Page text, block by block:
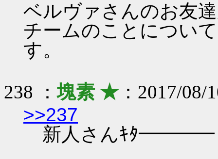
ベルヴァさんのお友
チームのことについ
す。
238 ：塊素 ★：2017/08/
>>237
新人さんｷﾀ━━━━